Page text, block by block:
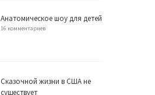
Анатомическое шоу для детей
16 комментариев
Сказочной жизни в США не
существует